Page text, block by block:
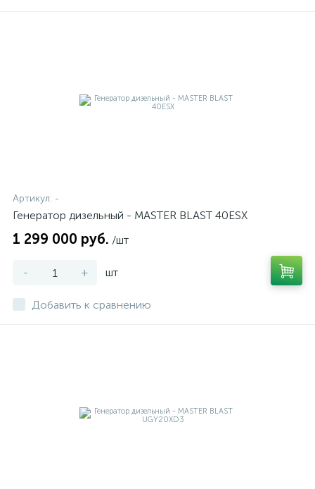
Артикул: -
Генератор дизельный - MASTER BLAST 40ESX
1 299 000 руб. /шт
- + шт
Добавить к сравнению